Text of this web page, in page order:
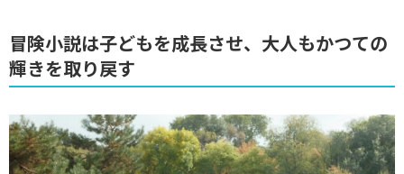
冒険小説は子どもを成長させ、大人もかつての
輝きを取り戻す